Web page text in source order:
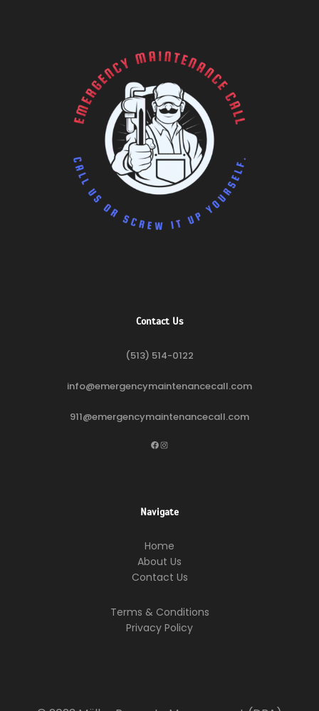
Contact Us
(513) 514-0122
info@emergencymaintenancecall.com
911@emergencymaintenancecall.com
Navigate
Home
About Us
Contact Us
Terms & Conditions
Privacy Policy